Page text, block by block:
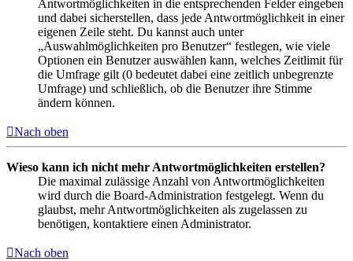
Antwortmöglichkeiten in die entsprechenden Felder eingeben
und dabei sicherstellen, dass jede Antwortmöglichkeit in einer
eigenen Zeile steht. Du kannst auch unter
„Auswahlmöglichkeiten pro Benutzer“ festlegen, wie viele
Optionen ein Benutzer auswählen kann, welches Zeitlimit für
die Umfrage gilt (0 bedeutet dabei eine zeitlich unbegrenzte
Umfrage) und schließlich, ob die Benutzer ihre Stimme
ändern können.
Nach oben
Wieso kann ich nicht mehr Antwortmöglichkeiten erstellen?
Die maximal zulässige Anzahl von Antwortmöglichkeiten
wird durch die Board-Administration festgelegt. Wenn du
glaubst, mehr Antwortmöglichkeiten als zugelassen zu
benötigen, kontaktiere einen Administrator.
Nach oben